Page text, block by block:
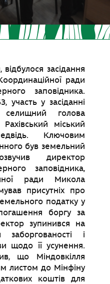
засідання
ради
заповідника.
участь у засіданні
селищний голова
міський
Ключовим
був земельний
директор
заповідника,
ради Микола
присутніх про
податку у
боргу за
зупинився на
заборгованості і
щодо її усунення.
що Міндовкілля
листом до Мінфіну
коштів для